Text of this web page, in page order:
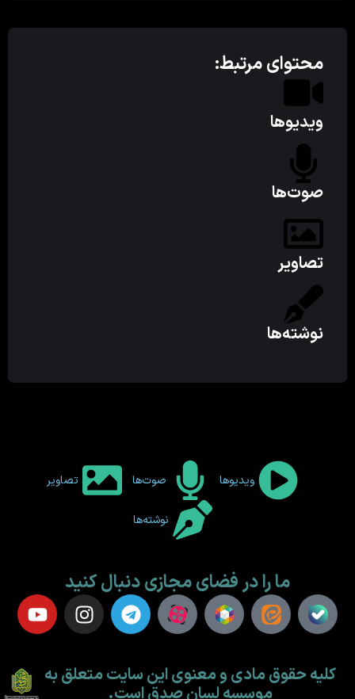
محتوای مرتبط:
ویدیوها
صوت‌ها
تصاویر
نوشته‌ها
ویدیوها صوت‌ها تصاویر
نوشته‌ها
ما را در فضای مجازی دنبال کنید
کلیه حقوق مادی و معنوی این سایت متعلق به